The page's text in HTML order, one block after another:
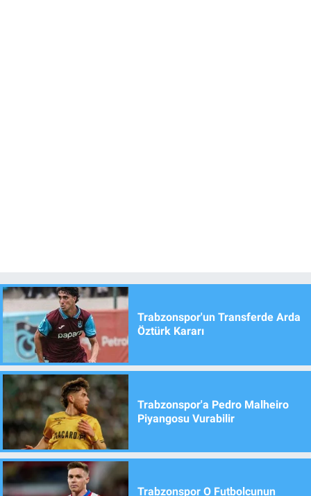
Trabzonspor'un Transferde Arda
Öztürk Kararı
Trabzonspor'a Pedro Malheiro
Piyangosu Vurabilir
Trabzonspor O Futbolcunun